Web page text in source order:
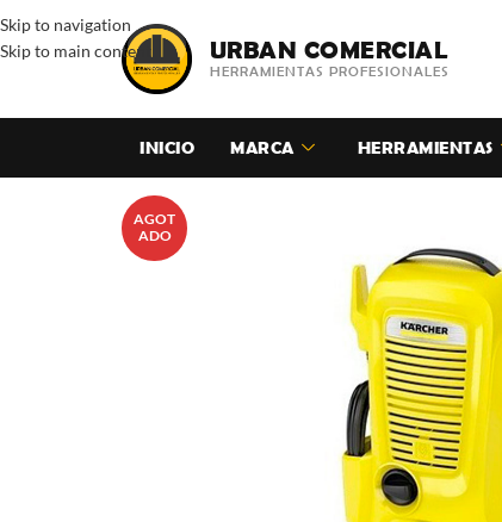
Skip to navigation
Skip to main content
URBAN COMERCIAL
HERRAMIENTAS PROFESIONALES
INICIO MARCA HERRAMIENTAS
AGOT
ADO